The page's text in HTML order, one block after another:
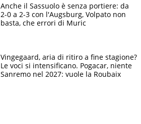
Anche il Sassuolo è senza portiere: da
2-0 a 2-3 con l'Augsburg, Volpato non
basta, che errori di Muric
Vingegaard, aria di ritiro a fine stagione?
Le voci si intensificano. Pogacar, niente
Sanremo nel 2027: vuole la Roubaix